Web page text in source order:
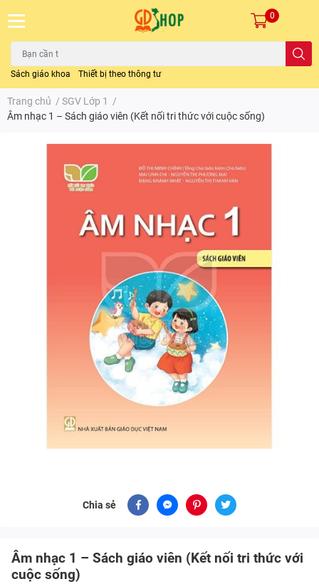
Sách giáo khoa Thiết bị theo thông tư
0
Trang chủ / SGV Lớp 1
/
Âm nhạc 1 – Sách giáo viên (Kết nối tri thức với cuộc sống)
Chia sẻ
Âm nhạc 1 – Sách giáo viên (Kết nối tri thức với
cuộc sống)